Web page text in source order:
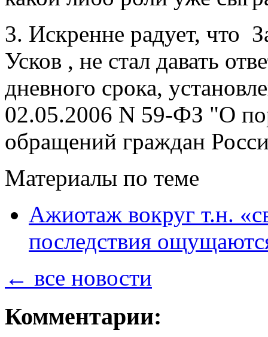
3. Искренне радует, что
Усков , не стал давать
дневного срока,
02.05.2006 N 59-ФЗ "О
обращений граждан
Материалы по теме
Ажиотаж вокруг т.н.
последствия
← все новости
Комментарии: